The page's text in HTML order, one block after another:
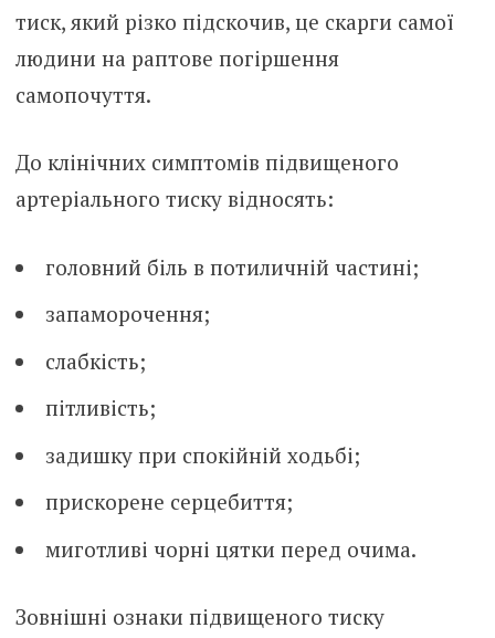
тиск, який різко підскочив, це скарги самої
людини на раптове погіршення
самопочуття.
До клінічних симптомів підвищеного
артеріального тиску відносять:
головний біль в потиличній частині;
запаморочення;
слабкість;
пітливість;
задишку при спокійній ходьбі;
прискорене серцебиття;
миготливі чорні цятки перед очима.
Зовнішні ознаки підвищеного тиску